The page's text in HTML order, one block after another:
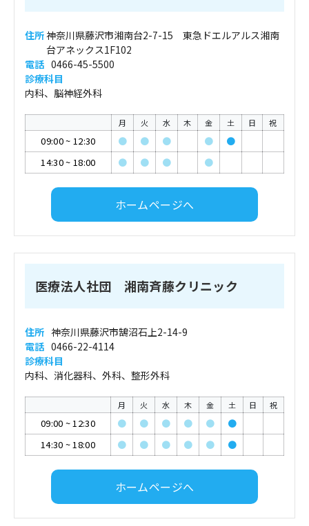
住所神奈川県藤沢市湘南台2-7-15 東急ドエルアルス湘南
台アネックス1F102
電話 0466-45-5500
診療科目
内科、脳神経外科
月 火 水 木 金 土 日 祝
09:00~ 12:30 ● ● ● ●
●
14:30~ 18:00 ● ● ● ●
ホームページへ
医療法人社団 湘南斉藤クリニック
住所 神奈川県藤沢市鵠沼石上2-14-9
電話 0466-22-4114
診療科目
内科、消化器科、外科、整形外科
月 火 水 木 金 土 日 祝
09:00 ~12:30 ● ● ● ● ●
●
14:30 ~18:00 ● ● ● ● ● ●
ホームページへ